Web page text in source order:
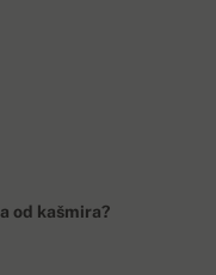
od kašmira?